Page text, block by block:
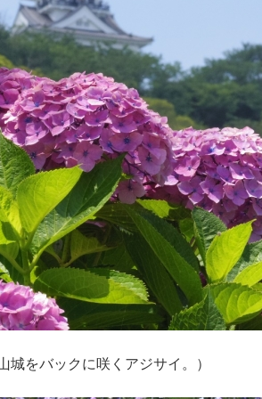
城をバックに咲くアジサイ。）